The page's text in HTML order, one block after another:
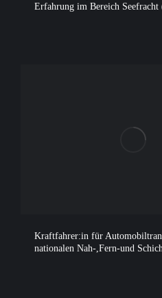
Erfahrung im Bereich Seefracht
Kraftfahrer:in für
nationalen Nah-,Fern-und